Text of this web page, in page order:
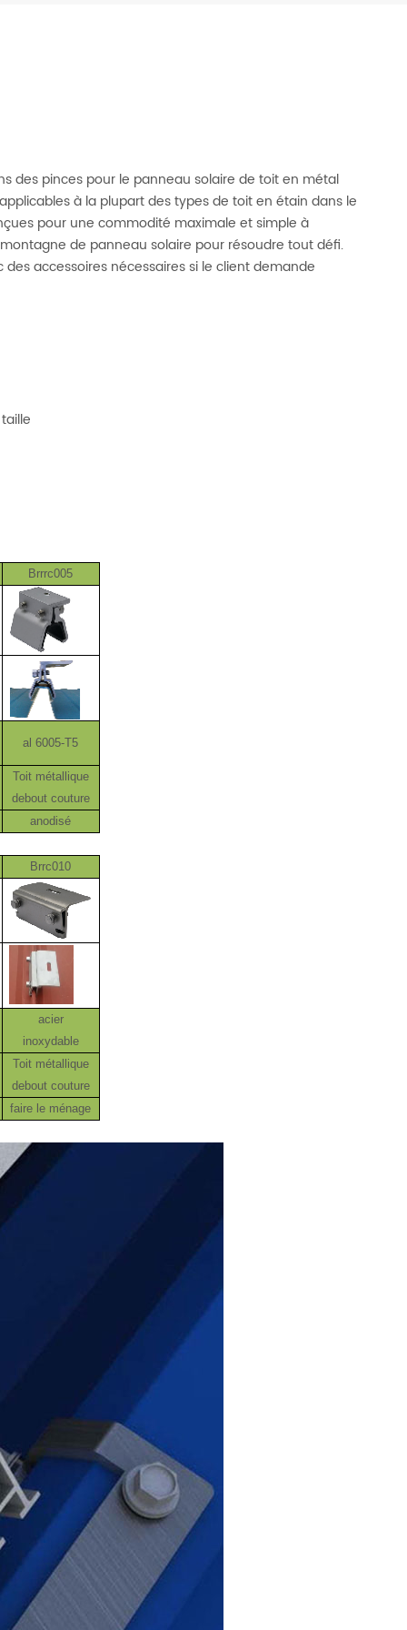
des pinces pour le panneau solaire de toit en métal
à la plupart des types de toit en étain dans le
pour une commodité maximale et simple à
de panneau solaire pour résoudre tout défi.
accessoires nécessaires si le client demande
Brrrc005
al 6005-T5
Toit métallique
debout couture
anodisé
Brrc010
acier
inoxydable
Toit métallique
debout couture
faire le ménage